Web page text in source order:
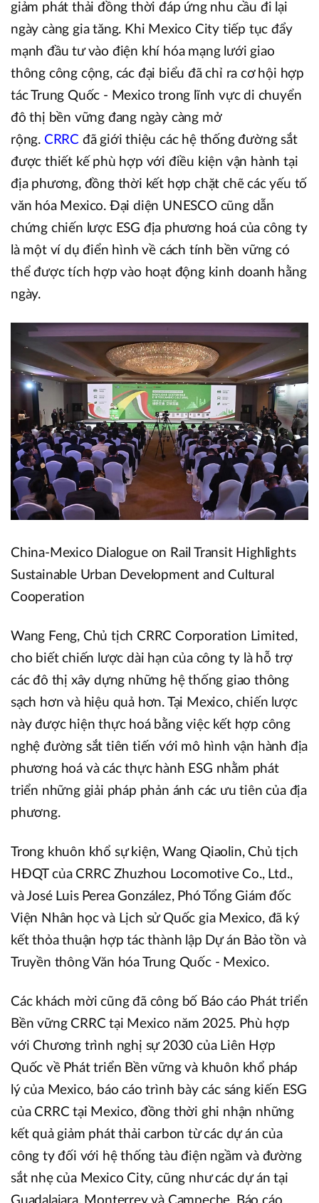
giảm phát thải đồng thời đáp ứng nhu cầu đi lại
ngày càng gia tăng. Khi Mexico City tiếp tục đẩy
mạnh đầu tư vào điện khí hóa mạng lưới giao
thông công cộng, các đại biểu đã chỉ ra cơ hội hợp
tác Trung Quốc - Mexico trong lĩnh vực di chuyển
đô thị bền vững đang ngày càng mở
rộng. CRRC đã giới thiệu các hệ thống đường sắt
được thiết kế phù hợp với điều kiện vận hành tại
địa phương, đồng thời kết hợp chặt chẽ các yếu tố
văn hóa Mexico. Đại diện UNESCO cũng dẫn
chứng chiến lược ESG địa phương hoá của công ty
là một ví dụ điển hình về cách tính bền vững có
thể được tích hợp vào hoạt động kinh doanh hằng
ngày.
China-Mexico Dialogue on Rail Transit Highlights
Sustainable Urban Development and Cultural
Cooperation
Wang Feng, Chủ tịch CRRC Corporation Limited,
cho biết chiến lược dài hạn của công ty là hỗ trợ
các đô thị xây dựng những hệ thống giao thông
sạch hơn và hiệu quả hơn. Tại Mexico, chiến lược
này được hiện thực hoá bằng việc kết hợp công
nghệ đường sắt tiên tiến với mô hình vận hành địa
phương hoá và các thực hành ESG nhằm phát
triển những giải pháp phản ánh các ưu tiên của địa
phương.
Trong khuôn khổ sự kiện, Wang Qiaolin, Chủ tịch
HĐQT của CRRC Zhuzhou Locomotive Co., Ltd.,
và José Luis Perea González, Phó Tổng Giám đốc
Viện Nhân học và Lịch sử Quốc gia Mexico, đã ký
kết thỏa thuận hợp tác thành lập Dự án Bảo tồn và
Truyền thông Văn hóa Trung Quốc - Mexico.
Các khách mời cũng đã công bố Báo cáo Phát triển
Bền vững CRRC tại Mexico năm 2025. Phù hợp
với Chương trình nghị sự 2030 của Liên Hợp
Quốc về Phát triển Bền vững và khuôn khổ pháp
lý của Mexico, báo cáo trình bày các sáng kiến ESG
của CRRC tại Mexico, đồng thời ghi nhận những
kết quả giảm phát thải carbon từ các dự án của
công ty đối với hệ thống tàu điện ngầm và đường
sắt nhẹ của Mexico City, cũng như các dự án tại